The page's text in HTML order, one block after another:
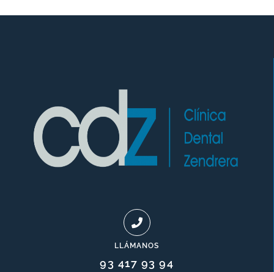
LLÁMANOS
93 417 93 94